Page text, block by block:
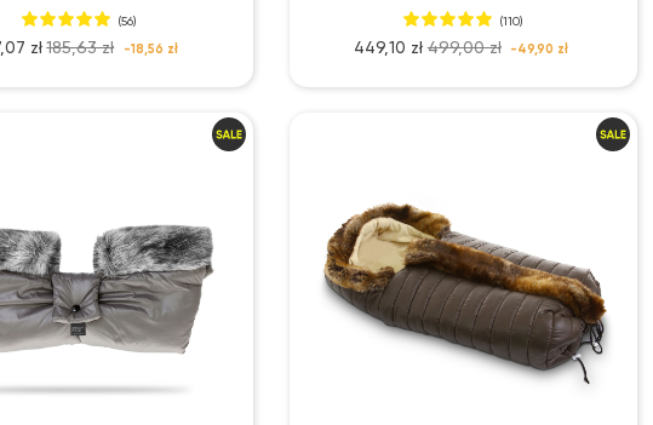
(56)
zł 185,63 zł -18,56 zł
(110)
449,10 zł 499,00 zł -49,90 zł